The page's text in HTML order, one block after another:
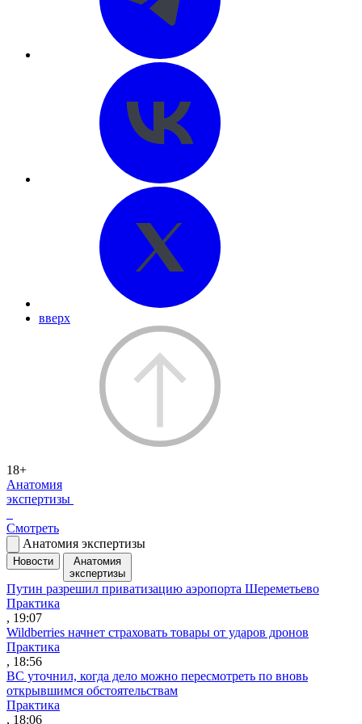
вверх
18+
Анатомия
экспертизы
Смотреть
Анатомия экспертизы
Новости
Анатомия
экспертизы
Путин разрешил приватизацию аэропорта Шереметьево
Практика
, 19:07
Wildberries начнет страховать товары от ударов дронов
Практика
, 18:56
ВС уточнил, когда дело можно пересмотреть по вновь
открывшимся обстоятельствам
Практика
, 18:06